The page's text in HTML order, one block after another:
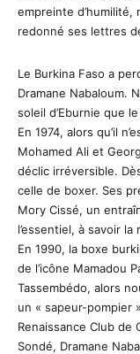
empreinte d’humilité,
redonné ses lettres
Le Burkina Faso a
Dramane Nabaloum.
soleil d’Eburnie que
En 1974, alors qu’il
Mohamed Ali et
déclic irréversible.
celle de boxer. Ses
Mory Cissé, un
l’essentiel, à savoir
En 1990, la boxe
de l’icône Mamadou
Tassembédo, alors
un « sapeur-pompier
Renaissance Club de
Sondé, Dramane